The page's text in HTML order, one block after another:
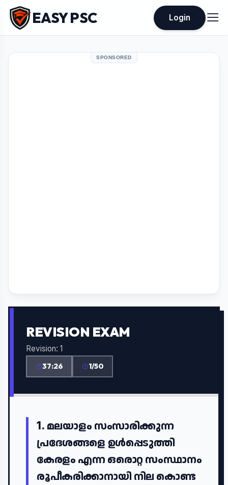
EASY PSC Login
SPONSORED
REVISION EXAM
Revision: 1
37:25 1/50
1. മലയാളം സംസാരിക്കുന്ന
പ്രദേശങ്ങളെ ഉൾപ്പെടുത്തി
കേരളം എന്ന ഒരൊറ്റ സംസ്ഥാനം
രൂപീകരിക്കാനായി നില കൊണ്ട